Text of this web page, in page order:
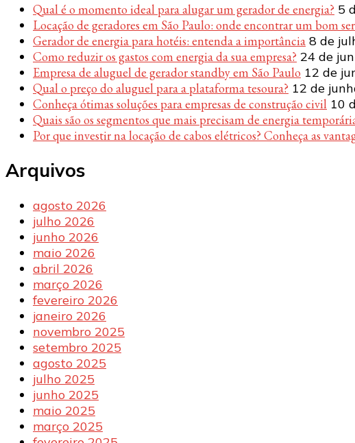
Qual é o momento ideal para alugar um gerador de energia? 5
Locação de geradores em São Paulo: onde encontrar um bom
Gerador de energia para hotéis: entenda a importância 8 de
Como reduzir os gastos com energia da sua empresa? 24 de
Empresa de aluguel de gerador standby em São Paulo 12 de
Qual o preço do aluguel para a plataforma tesoura? 12 de
Conheça ótimas soluções para empresas de construção civil 10
Quais são os segmentos que mais precisam de energia
Por que investir na locação de cabos elétricos? Conheça as
Arquivos
agosto 2026
julho 2026
junho 2026
maio 2026
abril 2026
março 2026
fevereiro 2026
janeiro 2026
novembro 2025
setembro 2025
agosto 2025
julho 2025
junho 2025
maio 2025
março 2025